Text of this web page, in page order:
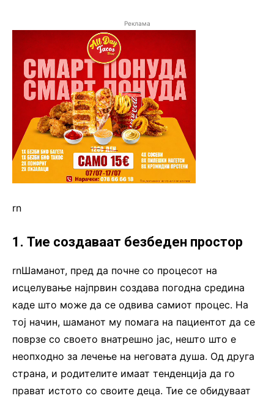
Реклама
rn
1. Тие создаваат безбеден простор
rnШаманот, пред да почне со процесот на
исцелување најпрвин создава погодна средина
каде што може да се одвива самиот процес. На
тој начин, шаманот му помага на пациентот да се
поврзе со своето внатрешно јас, нешто што е
неопходно за лечење на неговата душа. Од друга
страна, и родителите имаат тенденција да го
прават истото со своите деца. Тие се обидуваат